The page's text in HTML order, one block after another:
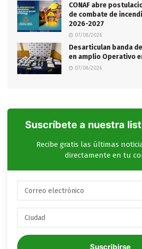
CONAF abre
de combate de
2026-2027
07/08/2026
Desarticulan banda
en amplio Operativo
07/08/2026
Suscríbete a nuestra
Recibe gratis las últimas
directamente en tu
Suscribirse